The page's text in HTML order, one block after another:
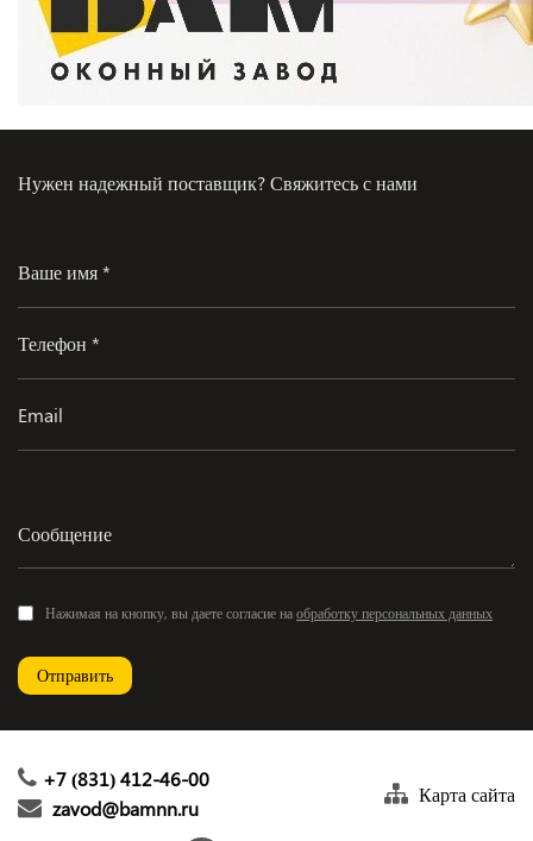
Нужен надежный поставщик? Свяжитесь с нами
Отправить
Нажимая на кнопку, вы даете согласие наобработку персональных данных
+7 (831) 412-46-00
zavod@bamnn.ru
Карта сайта